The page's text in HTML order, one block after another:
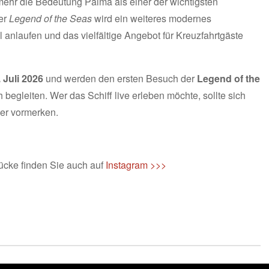
Legend of the Seaswird ein weiteres modernes
und das vielfältige Angebot für Kreuzfahrtgäste
Juli 2026 und werden den ersten Besuch der Legend of the
Wer das Schiff live erleben möchte, sollte sich
vormerken.
finden Sie auch auf Instagram >>>